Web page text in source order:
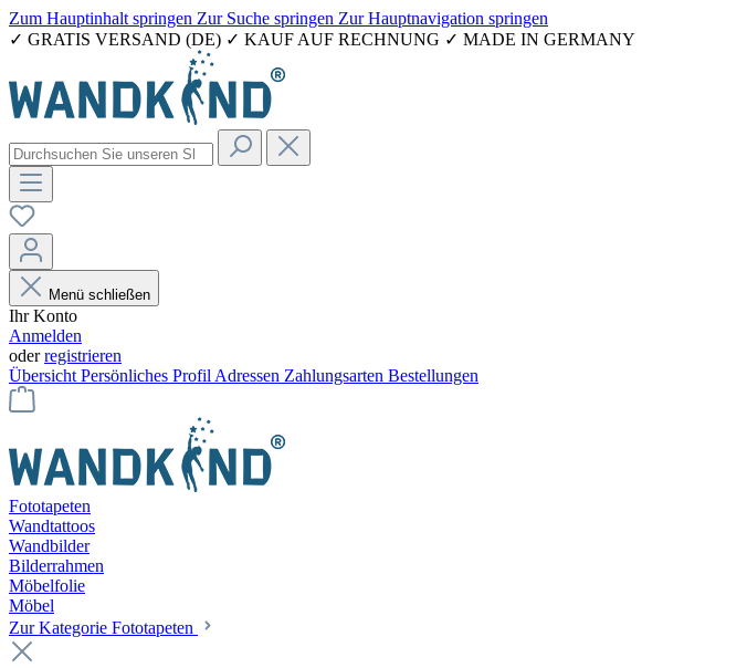
Zum Hauptinhalt springen Zur Suche springen Zur Hauptnavigation springen
✓ GRATIS VERSAND (DE) ✓ KAUF AUF RECHNUNG ✓ MADE IN GERMANY
Menü schließen
Ihr Konto
Anmelden
oderregistrieren
Übersicht Persönliches Profil Adressen Zahlungsarten Bestellungen
Fototapeten
Wandtattoos
Wandbilder
Bilderrahmen
Möbelfolie
Möbel
Zur Kategorie Fototapeten